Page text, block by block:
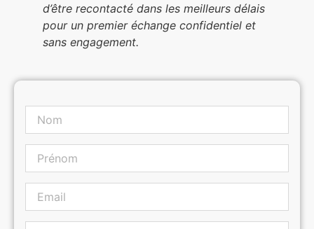
d’être recontacté dans les meilleurs délais
pour un premier échange confidentiel et
sans engagement.